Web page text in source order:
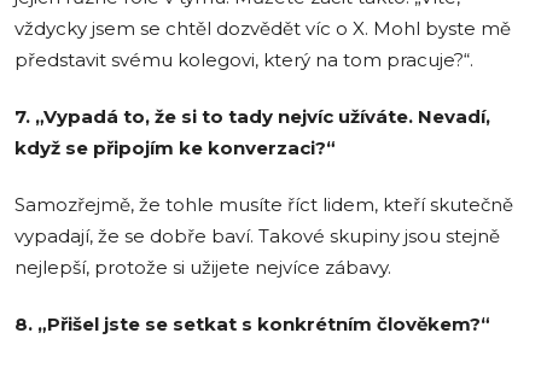
vždycky jsem se chtěl dozvědět víc o X. Mohl byste mě
představit svému kolegovi, který na tom pracuje?“.
7. „Vypadá to, že si to tady nejvíc užíváte. Nevadí,
když se připojím ke konverzaci?“
Samozřejmě, že tohle musíte říct lidem, kteří skutečně
vypadají, že se dobře baví. Takové skupiny jsou stejně
nejlepší, protože si užijete nejvíce zábavy.
8. „Přišel jste se setkat s konkrétním člověkem?“